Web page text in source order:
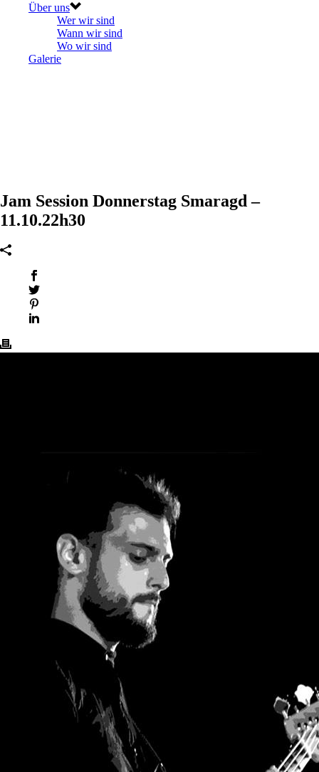
Über uns
Wer wir sind
Wann wir sind
Wo wir sind
Galerie
Jam Session Donnerstag Smaragd –
11.10.22h30